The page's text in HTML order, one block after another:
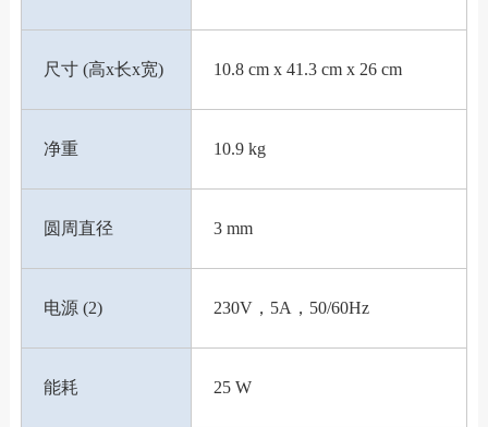
尺寸 (高x长x宽) 10.8 cm x 41.3 cm x 26 cm
净重 10.9 kg
圆周直径 3 mm
电源 (2) 230V，5A，50/60Hz
能耗 25 W